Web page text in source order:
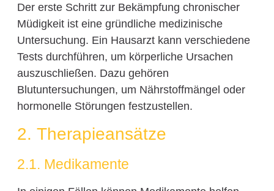
Der erste Schritt zur Bekämpfung chronischer
Müdigkeit ist eine gründliche medizinische
Untersuchung. Ein Hausarzt kann verschiedene
Tests durchführen, um körperliche Ursachen
auszuschließen. Dazu gehören
Blutuntersuchungen, um Nährstoffmängel oder
hormonelle Störungen festzustellen.
2. Therapieansätze
2.1. Medikamente